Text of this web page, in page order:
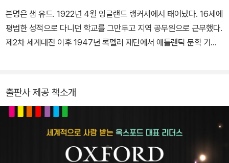
본명은 샘 유드. 1922년 4월 잉글랜드 랭커셔에서 태어났다. 16세에
평범한 성적으로 다니던 학교를 그만두고 지역 공무원으로 근무했다.
제2차 세계대전 이후 1947년 록펠러 재단에서 애틀랜틱 문학 기금
F 장르를 발표할 때 쓰던 필명으로, 『풀의 죽음』(1956)은 『혜성의
전 영문학의 양식을 결합하고, 사회 비판과 미래의 재앙에 대한 통찰
한 포스트 아포칼립스 소설, 문명과 야만의 경계에 놓인 인간을 대상
출판사 제공 책소개